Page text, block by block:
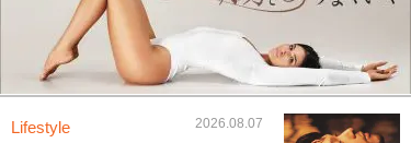
Lifestyle 2026.08.07